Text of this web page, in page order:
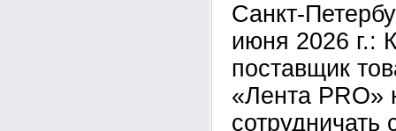
Санкт-
июня 2026 г.:
поставщик
«Лента PRO»
сотрудничать